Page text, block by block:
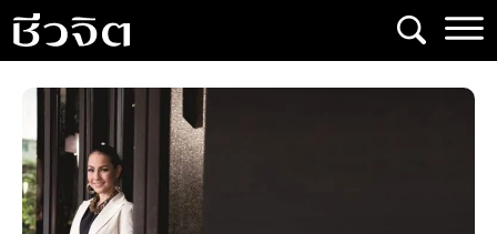
Skip
to
content